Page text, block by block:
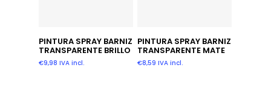
Añadir Al Carrito
PINTURA SPRAY BARNIZ
TRANSPARENTE BRILLO
€9,98 IVA incl.
Añadir Al Carrito
PINTURA SPRAY BARNIZ
TRANSPARENTE MATE
€8,59 IVA incl.